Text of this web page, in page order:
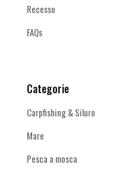
Recesso
FAQs
Categorie
Carpfishing & Siluro
Mare
Pesca a mosca